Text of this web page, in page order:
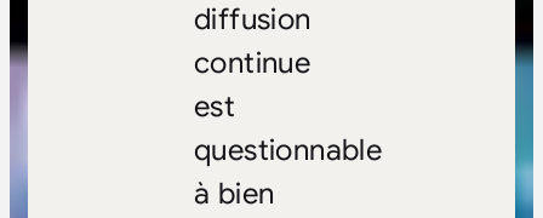
diffusion
continue
est
questionnable
à bien